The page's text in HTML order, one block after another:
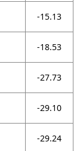
-15.13
-18.53
-27.73
-29.10
-29.24